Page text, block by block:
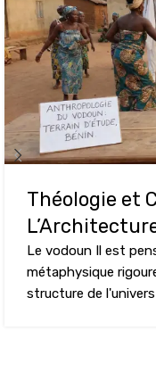
Théologie et
Le vodoun Il est
métaphysique
structure de l'univers